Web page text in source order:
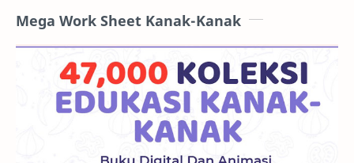
Mega Work Sheet Kanak-Kanak